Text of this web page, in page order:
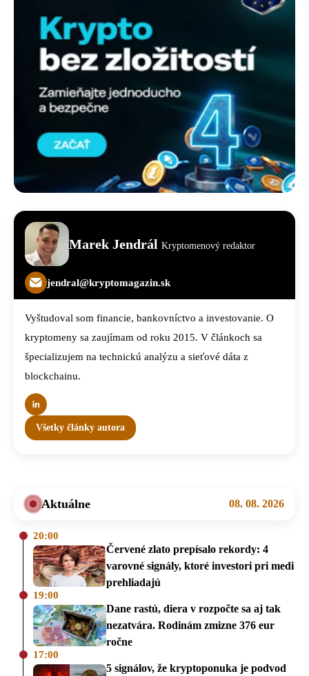
Marek Jendrál Kryptomenový redaktor
jendral@kryptomagazin.sk
Vyštudoval som financie, bankovníctvo a investovanie. O
kryptomeny sa zaujímam od roku 2015. V článkoch sa
špecializujem na technickú analýzu a sieťové dáta z
blockchainu.
Všetky články autora
Aktuálne 08. 08. 2026
20:00
Červené zlato prepísalo rekordy: 4
varovné signály, ktoré investori pri medi
prehliadajú
19:00
Dane rastú, diera v rozpočte sa aj tak
nezatvára. Rodinám zmizne 376 eur
ročne
17:00
5 signálov, že kryptoponuka je podvod